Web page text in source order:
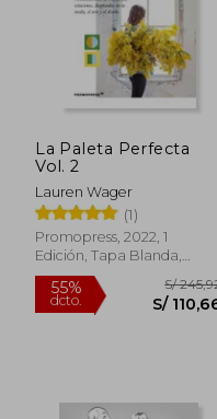
55%
dcto.
La Paleta Perfecta
Vol. 2
Lauren Wager
(1)
Promopress, 2022, 1
Edición, Tapa Blanda,
Nuevo